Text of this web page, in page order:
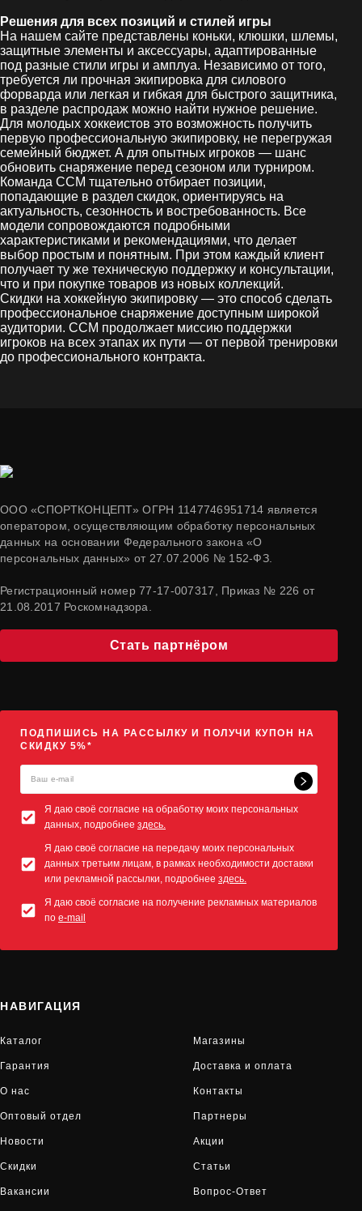
Решения для всех позиций и стилей игры
На нашем сайте представлены коньки, клюшки, шлемы,
защитные элементы и аксессуары, адаптированные
под разные стили игры и амплуа. Независимо от того,
требуется ли прочная экипировка для силового
форварда или легкая и гибкая для быстрого защитника,
в разделе распродаж можно найти нужное решение.
Для молодых хоккеистов это возможность получить
первую профессиональную экипировку, не перегружая
семейный бюджет. А для опытных игроков — шанс
обновить снаряжение перед сезоном или турниром.
Команда CCM тщательно отбирает позиции,
попадающие в раздел скидок, ориентируясь на
актуальность, сезонность и востребованность. Все
модели сопровождаются подробными
характеристиками и рекомендациями, что делает
выбор простым и понятным. При этом каждый клиент
получает ту же техническую поддержку и консультации,
что и при покупке товаров из новых коллекций.
Скидки на хоккейную экипировку — это способ сделать
профессиональное снаряжение доступным широкой
аудитории. CCM продолжает миссию поддержки
игроков на всех этапах их пути — от первой тренировки
до профессионального контракта.
ООО «СПОРТКОНЦЕПТ» ОГРН 1147746951714 является
оператором, осуществляющим обработку персональных
данных на основании Федерального закона «О
персональных данных» от 27.07.2006 № 152-ФЗ.
Регистрационный номер 77-17-007317, Приказ № 226 от
21.08.2017 Роскомнадзора.
Стать партнёром
ПОДПИШИСЬ НА РАССЫЛКУ И ПОЛУЧИ КУПОН НА
СКИДКУ 5%*
Я даю своё согласие на обработку моих персональных
данных, подробнее здесь.
Я даю своё согласие на передачу моих персональных
данных третьим лицам, в рамках необходимости доставки
или рекламной рассылки, подробнее здесь.
Я даю своё согласие на получение рекламных материалов
по e-mail
НАВИГАЦИЯ
Каталог Магазины
Гарантия Доставка и оплата
О нас Контакты
Оптовый отдел Партнеры
Новости Акции
Скидки Статьи
Вакансии Вопрос-Ответ